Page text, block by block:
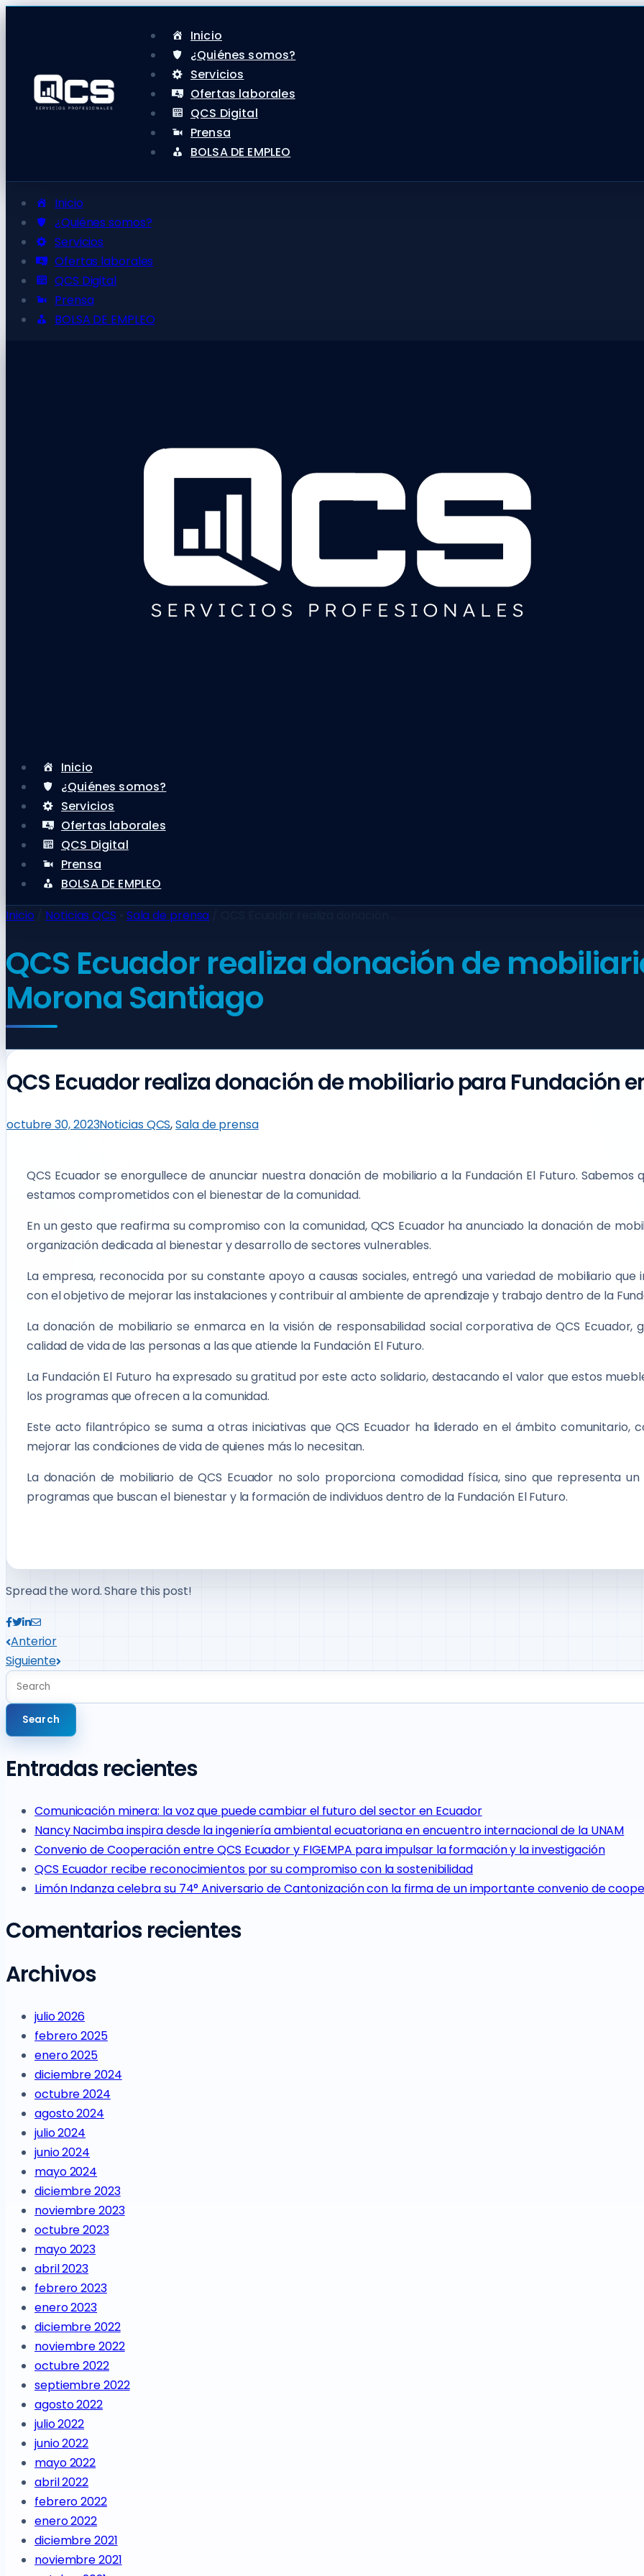
Inicio
¿Quiénes somos?
Servicios
Ofertas laborales
QCS Digital
Prensa
BOLSA DE EMPLEO
Inicio
¿Quiénes somos?
Servicios
Ofertas laborales
QCS Digital
Prensa
BOLSA DE EMPLEO
Inicio
¿Quiénes somos?
Servicios
Ofertas laborales
QCS Digital
Prensa
BOLSA DE EMPLEO
Inicio
Noticias QCS Sala de prensa
QCS Ecuador realiza donación de
Morona Santiago
QCS Ecuador realiza donación de mobiliario para Fundación
octubre 30, 2023Noticias QCS,Sala de prensa
QCS Ecuador se enorgullece de anunciar nuestra donación de mobiliario a la Fundación El Futuro.
estamos comprometidos con el bienestar de la comunidad.
En un gesto que reafirma su compromiso con la comunidad, QCS Ecuador ha anunciado la donación de
organización dedicada al bienestar y desarrollo de sectores vulnerables.
La empresa, reconocida por su constante apoyo a causas sociales, entregó una variedad de mobiliario que
con el objetivo de mejorar las instalaciones y contribuir al ambiente de aprendizaje y trabajo dentro de la
La donación de mobiliario se enmarca en la visión de responsabilidad social corporativa de QCS
calidad de vida de las personas a las que atiende la Fundación El Futuro.
La Fundación El Futuro ha expresado su gratitud por este acto solidario, destacando el valor que estos
los programas que ofrecen a la comunidad.
Este acto filantrópico se suma a otras iniciativas que QCS Ecuador ha liderado en el ámbito comunitario,
mejorar las condiciones de vida de quienes más lo necesitan.
La donación de mobiliario de QCS Ecuador no solo proporciona comodidad física, sino que representa
programas que buscan el bienestar y la formación de individuos dentro de la Fundación El Futuro.
Spread the word. Share this post!
Anterior
Siguiente
Entradas recientes
Comunicación minera: la voz que puede cambiar el futuro del sector en Ecuador
Nancy Nacimba inspira desde la ingeniería ambiental ecuatoriana en encuentro internacional de la UNAM
Convenio de Cooperación entre QCS Ecuador y FIGEMPA para impulsar la formación y la investigación
QCS Ecuador recibe reconocimientos por su compromiso con la sostenibilidad
Limón Indanza celebra su 74° Aniversario de Cantonización con la firma de un importante convenio de
Comentarios recientes
Archivos
julio 2026
febrero 2025
enero 2025
diciembre 2024
octubre 2024
agosto 2024
julio 2024
junio 2024
mayo 2024
diciembre 2023
noviembre 2023
octubre 2023
mayo 2023
abril 2023
febrero 2023
enero 2023
diciembre 2022
noviembre 2022
octubre 2022
septiembre 2022
agosto 2022
julio 2022
junio 2022
mayo 2022
abril 2022
febrero 2022
enero 2022
diciembre 2021
noviembre 2021